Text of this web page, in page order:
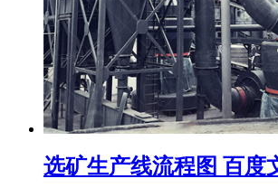
选矿生产线流程图 百度